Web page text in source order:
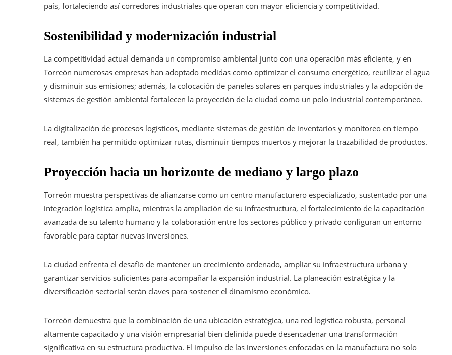
país, fortaleciendo así corredores industriales que operan con mayor eficiencia y competitividad.
Sostenibilidad y modernización industrial
La competitividad actual demanda un compromiso ambiental junto con una operación más eficiente, y en
Torreón numerosas empresas han adoptado medidas como optimizar el consumo energético, reutilizar el agua
y disminuir sus emisiones; además, la colocación de paneles solares en parques industriales y la adopción de
sistemas de gestión ambiental fortalecen la proyección de la ciudad como un polo industrial contemporáneo.
La digitalización de procesos logísticos, mediante sistemas de gestión de inventarios y monitoreo en tiempo
real, también ha permitido optimizar rutas, disminuir tiempos muertos y mejorar la trazabilidad de productos.
Proyección hacia un horizonte de mediano y largo plazo
Torreón muestra perspectivas de afianzarse como un centro manufacturero especializado, sustentado por una
integración logística amplia, mientras la ampliación de su infraestructura, el fortalecimiento de la capacitación
avanzada de su talento humano y la colaboración entre los sectores público y privado configuran un entorno
favorable para captar nuevas inversiones.
La ciudad enfrenta el desafío de mantener un crecimiento ordenado, ampliar su infraestructura urbana y
garantizar servicios suficientes para acompañar la expansión industrial. La planeación estratégica y la
diversificación sectorial serán claves para sostener el dinamismo económico.
Torreón demuestra que la combinación de una ubicación estratégica, una red logística robusta, personal
altamente capacitado y una visión empresarial bien definida puede desencadenar una transformación
significativa en su estructura productiva. El impulso de las inversiones enfocadas en la manufactura no solo